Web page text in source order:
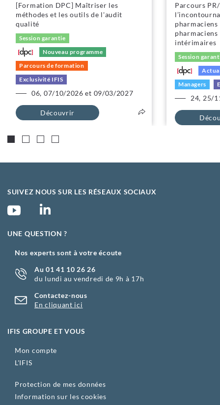
[Formation DPC] Maîtriser les
méthodes et les outils de l'audit
qualité
Session garantie
Nouveau programme
Parcours de formation
Exclusivité IFIS
06, 07/10/2026 et 09/03/2027
Découvrir
Parcours
pharmaciens
pharmaciens
intérimaires
Session
Managers
24, 25/
IFIS GROUPE ET VOUS
Mon compte
L'IFIS
Protection de mes données
Information sur les cookies
UNE QUESTION ?
Nos experts sont à votre écoute
Au 01 41 10 26 26
du lundi au vendredi de 9h à 17h
Contactez-nous
En cliquant ici
SUIVEZ NOUS SUR LES RÉSEAUX SOCIAUX